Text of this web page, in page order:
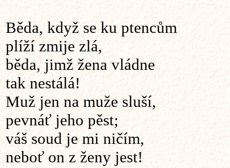
Běda, když se ku ptencům
plíží zmije zlá,
běda, jimž žena vládne
tak nestálá!
Muž jen na muže sluší,
pevnáť jeho pěst;
váš soud je mi ničím,
neboť on z ženy jest!